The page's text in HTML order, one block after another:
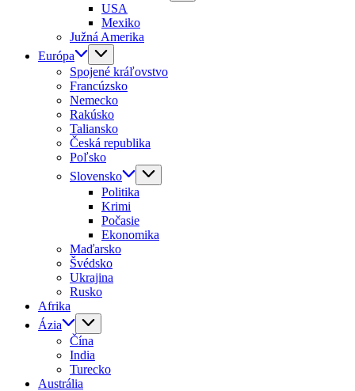
USA
Mexiko
Južná Amerika
Európa
Spojené kráľovstvo
Francúzsko
Nemecko
Rakúsko
Taliansko
Česká republika
Poľsko
Slovensko
Politika
Krimi
Počasie
Ekonomika
Maďarsko
Švédsko
Ukrajina
Rusko
Afrika
Ázia
Čína
India
Turecko
Austrália